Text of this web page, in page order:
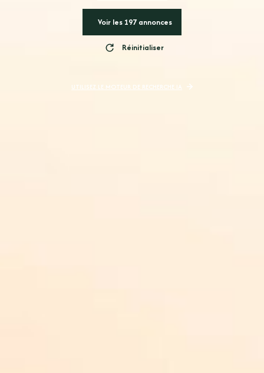
Voir les 197annonces
Réinitialiser
UTILISEZ LE MOTEUR DE RECHERCHE IA